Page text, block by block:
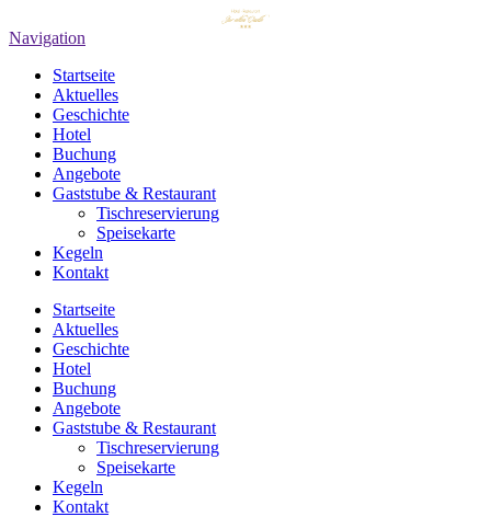
Navigation
Startseite
Aktuelles
Geschichte
Hotel
Buchung
Angebote
Gaststube & Restaurant
Tischreservierung
Speisekarte
Kegeln
Kontakt
Startseite
Aktuelles
Geschichte
Hotel
Buchung
Angebote
Gaststube & Restaurant
Tischreservierung
Speisekarte
Kegeln
Kontakt